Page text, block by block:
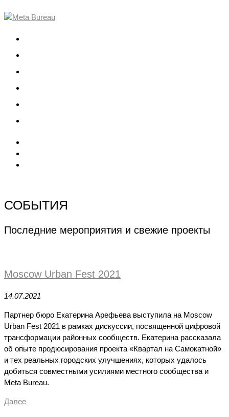
СОБЫТИЯ
Последние мероприятия и свежие проекты
Moscow Urban Fest 2021
14.07.2021
Партнер бюро Екатерина Арефьева выступила на Moscow
Urban Fest 2021 в рамках дискуссии, посвященной цифровой
трансформации районных сообществ. Екатерина рассказала
об опыте продюсирования проекта «Квартал на Самокатной»
и тех реальных городских улучшениях, которых удалось
добиться совместными усилиями местного сообщества и
Meta Bureau.
Далее